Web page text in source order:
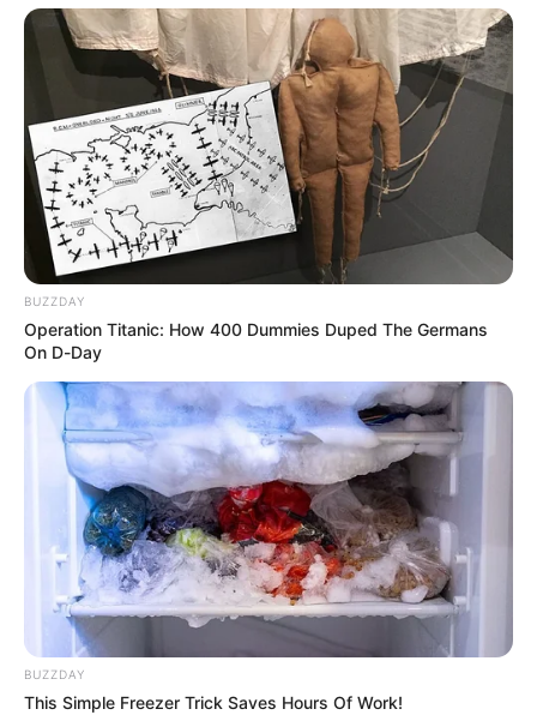
VÍA MURILLO - MANIZALES
Vía de Manizales a Murillo
amanece bloqueada por
deslizamiento de tierra
tras fuertes lluvias
VILLAVICENCIO
No es solo la vía al Llano:
diluvios en el Meta
caídos, casas inundadas y
cultivos arrasados
DERRUMBE
Max Henríquez da
pronóstico que preocupa a
viajeros: ¿tocó quedarse
'piscineando' en el Llano?
CIERRE
BUZZDAY
Operation Titanic: How 400 Dummies Duped The Germans
On D-Day
BUZZDAY
This Simple Freezer Trick Saves Hours Of Work!